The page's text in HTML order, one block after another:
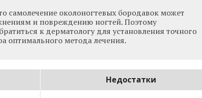
самолечение околоногтевых бородавок может
и повреждению ногтей. Поэтому
к дерматологу для установления точного
оптимального метода лечения.
Недостатки